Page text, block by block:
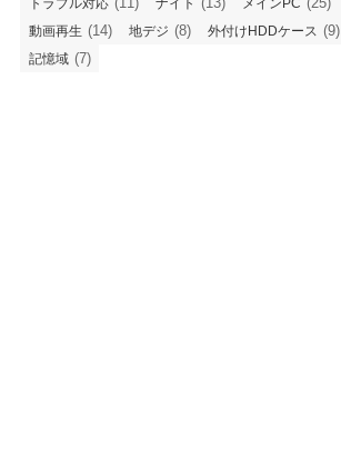
トラブル対応 ナイト メインPC
動画再生 (14) 地デジ (8) 外付けHDDケース (9)
記憶域 (7)